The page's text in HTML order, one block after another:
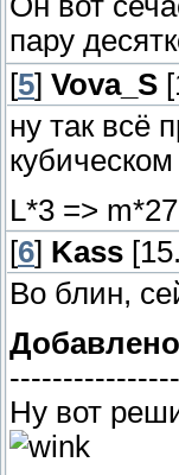
пару
[5] Vova_S
ну так всё
L*3 => m*27
[6] Kass
Во блин,
Добавлено
Ну вот